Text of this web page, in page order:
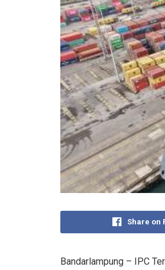
Share on
Bandarlampung – IPC